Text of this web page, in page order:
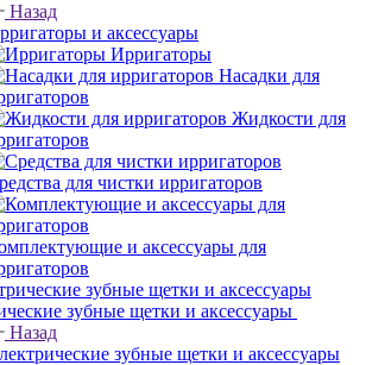
Назад
и аксессуары
Ирригаторы
Насадки для
Жидкости для
для чистки ирригаторов
и аксессуары для
зубные щетки и аксессуары
Назад
зубные щетки и аксессуары